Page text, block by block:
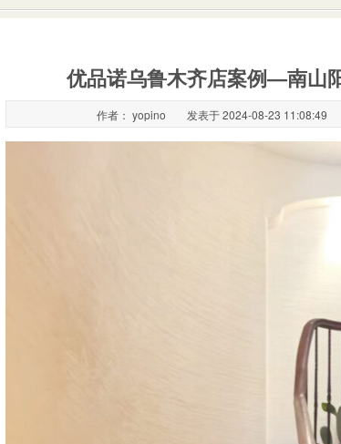
优品诺乌鲁木齐店案例—南山
作者： yopino 发表于 2024-08-23 11:08:49